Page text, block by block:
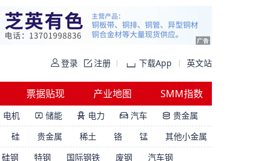
登录 注册 下载App 英文站
票据贴现 产业地图 SMM指数
电机  储能  电力  汽车  贵金属
硅 贵金属 稀土 铬 锰
其他小金属
硅钢 特钢 国际钢铁 废钢 汽车钢